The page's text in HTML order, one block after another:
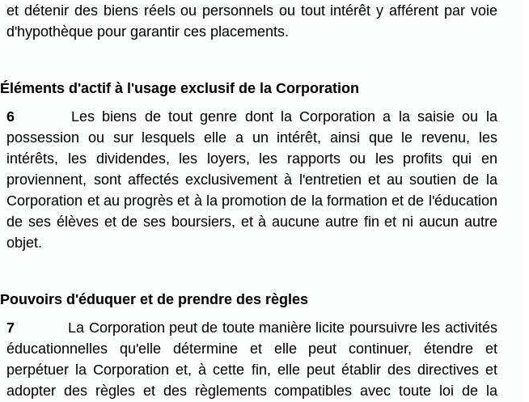
et détenir des biens réels ou personnels ou tout intérêt y afférent par voie
d'hypothèque pour garantir ces placements.
Éléments d'actif à l'usage exclusif de la Corporation
6
Les biens de tout genre dont la Corporation a la saisie ou la
possession ou sur lesquels elle a un intérêt, ainsi que le revenu, les
intérêts, les dividendes, les loyers, les rapports ou les profits qui en
proviennent, sont affectés exclusivement à l'entretien et au soutien de la
Corporation et au progrès et à la promotion de la formation et de l'éducation
de ses élèves et de ses boursiers, et à aucune autre fin et ni aucun autre
objet.
Pouvoirs d'éduquer et de prendre des règles
7
La Corporation peut de toute manière licite poursuivre les activités
éducationnelles qu'elle détermine et elle peut continuer, étendre et
perpétuer la Corporation et, à cette fin, elle peut établir des directives et
adopter des règles et des règlements compatibles avec toute loi de la